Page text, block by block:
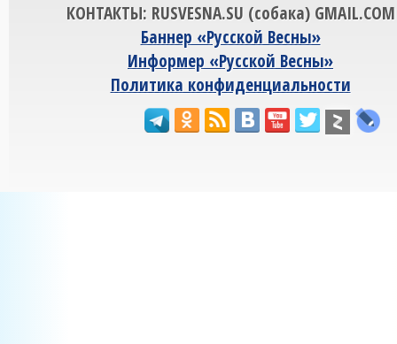
КОНТАКТЫ: RUSVESNA.SU (собака) GMAIL.COM
Баннер «Русской Весны»
Информер «Русской Весны»
Политика конфиденциальности